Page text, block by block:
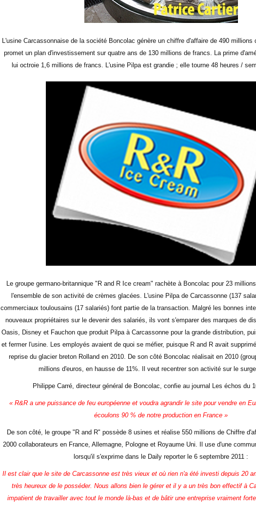
L'usine Carcassonnaise de la société Boncolac génère un chiffre d'affaire de 490 millions
promet un plan d'investissement sur quatre ans de 130 millions de francs. La prime
lui octroie 1,6 millions de francs. L'usine Pilpa est grandie ; elle tourne 48 heures /
Le groupe germano-britannique "R and R Ice cream" rachète à Boncolac pour 23 millions
l'ensemble de son activité de crèmes glacées. L'usine Pilpa de Carcassonne (137
commerciaux toulousains (17 salariés) font partie de la transaction. Malgré les bonnes
nouveaux propriétaires sur le devenir des salariés, ils vont s'emparer des marques de
Oasis, Disney et Fauchon que produit Pilpa à Carcassonne pour la grande distribution,
et fermer l'usine. Les employés avaient de quoi se méfier, puisque R and R avait
reprise du glacier breton Rolland en 2010. De son côté Boncolac réalisait en 2010
millions d'euros, en hausse de 11%. Il veut recentrer son activité sur le
Philippe Carré, directeur général de Boncolac, confie au journal Les échos du
« R&R a une puissance de feu européenne et voudra agrandir le site pour vendre en
écoulons 90 % de notre production en France »
De son côté, le groupe "R and R" possède 8 usines et réalise 550 millions de Chiffre
2000 collaborateurs en France, Allemagne, Pologne et Royaume Uni. Il use d'une
lorsqu'il s'exprime dans le Daily reporter le 6 septembre 2011 :
Il est clair que le site de Carcassonne est très vieux et où rien n'a été investi depuis 20
très heureux de le posséder. Nous allons bien le gérer et il y a un très bon effectif à
impatient de travailler avec tout le monde là-bas et de bâtir une entreprise vraiment